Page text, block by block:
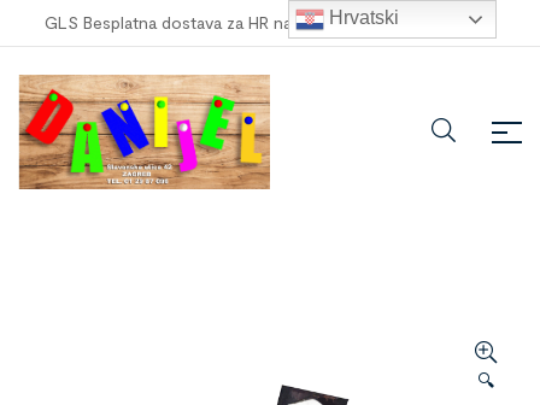
GLS Besplatna dostava za HR narudžbe veće od 100,00 €
🔍
Hrvatski